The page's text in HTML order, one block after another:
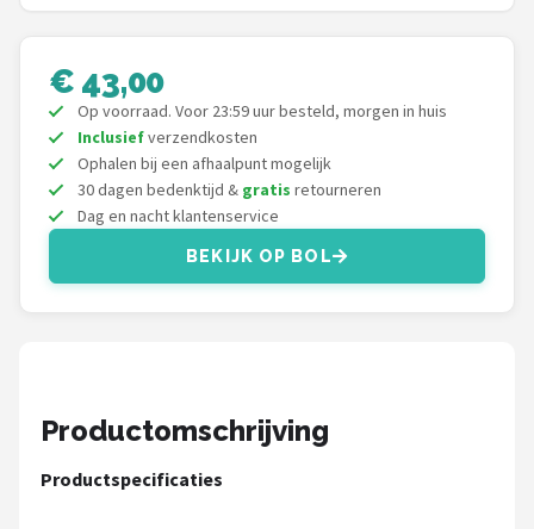
Basil
Volare
ABUS
AXA
New Looxs
Voltano
€ 43,00
Op voorraad. Voor 23:59 uur besteld, morgen in huis
Inclusiefverzendkosten
Ophalen bij een afhaalpunt mogelijk
30 dagen bedenktijd & gratis retourneren
Dag en nacht klantenservice
BEKIJK OP BOL
Productomschrijving
Productspecificaties